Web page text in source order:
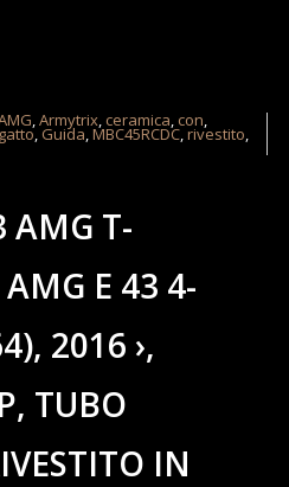
,Armytrix, ceramica, con,
gatto, Guida,MBC45RCDC,rivestito,
AMG T-
E 43 4-
2016 ›,
TUBO
IN